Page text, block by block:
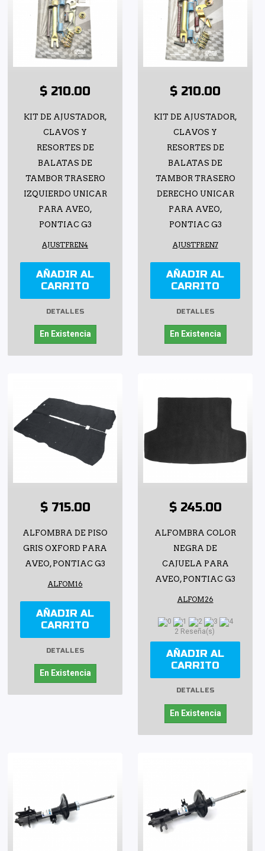
$ 210.00
KIT DE AJUSTADOR,
CLAVOS Y
RESORTES DE
BALATAS DE
TAMBOR TRASERO
IZQUIERDO UNICAR
PARA AVEO,
PONTIAC G3
AJUSTFREN4
AÑADIR AL
CARRITO
DETALLES
En Existencia
$ 210.00
KIT DE AJUSTADOR,
CLAVOS Y
RESORTES DE
BALATAS DE
TAMBOR TRASERO
DERECHO UNICAR
PARA AVEO,
PONTIAC G3
AJUSTFREN7
AÑADIR AL
CARRITO
DETALLES
En Existencia
$ 715.00
ALFOMBRA DE PISO
GRIS OXFORD PARA
AVEO, PONTIAC G3
ALFOM16
AÑADIR AL
CARRITO
DETALLES
En Existencia
$ 245.00
ALFOMBRA COLOR
NEGRA DE
CAJUELA PARA
AVEO, PONTIAC G3
ALFOM26
2 Reseña(s)
AÑADIR AL
CARRITO
DETALLES
En Existencia